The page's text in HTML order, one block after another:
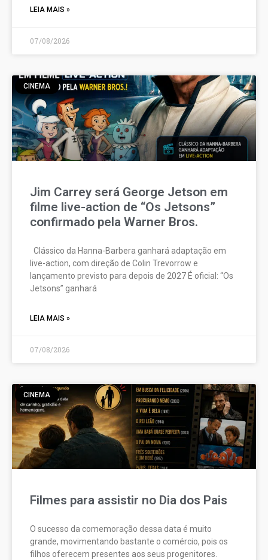
LEIA MAIS »
07/08/2026
CINEMA
Jim Carrey será George Jetson em
filme live-action de “Os Jetsons”
confirmado pela Warner Bros.
Clássico da Hanna-Barbera ganhará adaptação em
live-action, com direção de Colin Trevorrow e
lançamento previsto para depois de 2027 É oficial: “Os
Jetsons” ganhará
LEIA MAIS »
07/08/2026
CINEMA
Filmes para assistir no Dia dos Pais
O sucesso da comemoração dessa data é muito
grande, movimentando bastante o comércio, pois os
filhos oferecem presentes aos seus progenitores.